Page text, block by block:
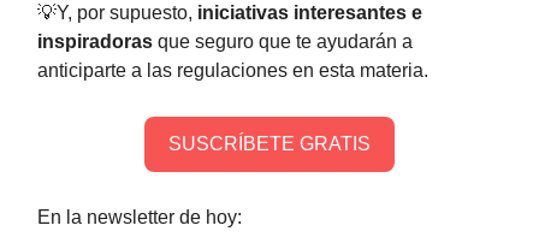
💡Y, por supuesto, iniciativas interesantes e
inspiradoras que seguro que te ayudarán a
anticiparte a las regulaciones en esta materia.
SUSCRÍBETE GRATIS
En la newsletter de hoy: